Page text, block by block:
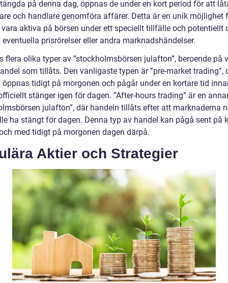
på denna dag, öppnas de under en kort period för att
och handlare genomföra affärer. Detta är en unik möjlighet
aktiva på börsen under ett speciellt tillfälle och potentiellt
prisrörelser eller andra marknadshändelser.
flera olika typer av ”stockholmsbörsen julafton”, beroende på
som tillåts. Den vanligaste typen är ”pre-market trading”,
öppnas tidigt på morgonen och pågår under en kortare tid
stänger igen för dagen. ”After-hours trading” är en
julafton”, där handeln tillåts efter att marknaderna
ha stängt för dagen. Denna typ av handel kan pågå sent på
med tidigt på morgonen dagen därpå.
Aktier och Strategier